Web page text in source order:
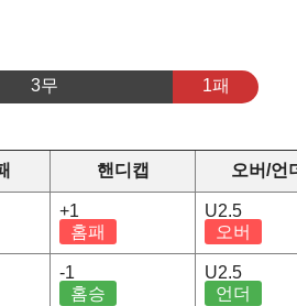
3무 1패
핸디캡 오버/언
+1
홈패
U2.5
오버
-1
홈승
U2.5
언더